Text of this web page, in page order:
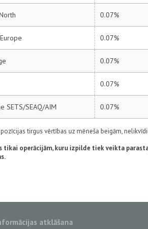
0.07%
0.07%
0.07%
0.07%
SETS/SEAQ/AIM 0.07%
tirgus vērtības uz mēneša beigām,
tikai operācijām, kuru izpilde tiek veikta
atklāšana